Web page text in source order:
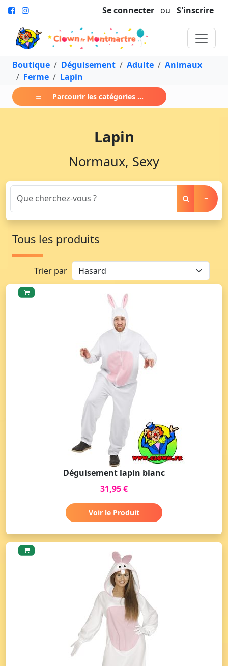
Se connecter ou S'inscrire
Boutique Déguisement Adulte
Animaux
Ferme
Lapin
Parcourir les catégories ...
Lapin
Normaux, Sexy
Tous les produits
Trier par
Déguisement lapin blanc
31,95 €
Voir le Produit